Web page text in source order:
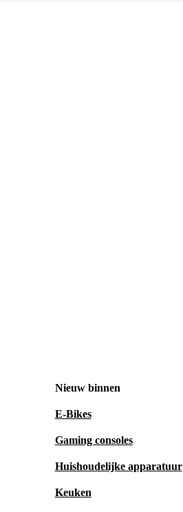
Nieuw binnen
E-Bikes
Gaming consoles
Huishoudelijke apparatuur
Keuken